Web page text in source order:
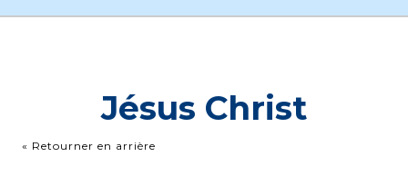
Jésus Christ
« Retourner en arrière